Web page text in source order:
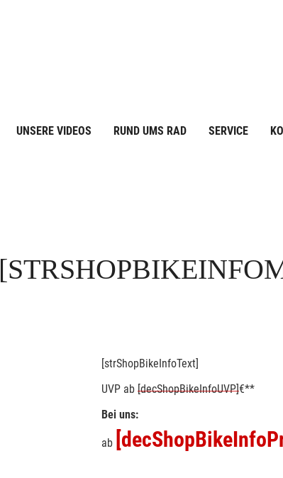
UNSERE VIDEOS RUND UMS RAD SERVICE
[strShopBikeInfoText]
UVP ab [decShopBikeInfoUVP]€**
Bei uns:
ab